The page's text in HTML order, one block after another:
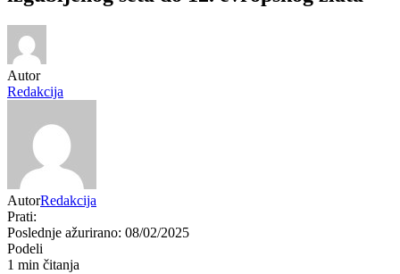
Autor
Redakcija
AutorRedakcija
Prati:
Poslednje ažurirano: 08/02/2025
Podeli
1 min čitanja